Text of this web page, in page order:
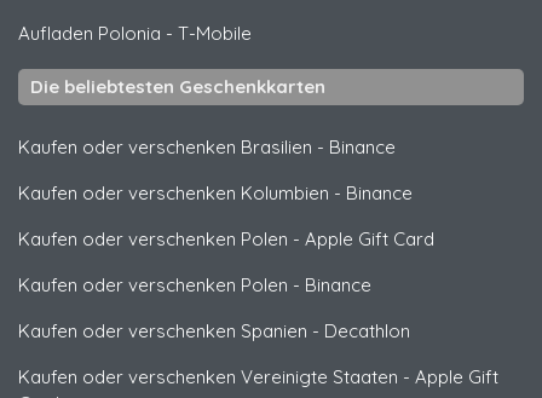
Aufladen Polonia - T-Mobile
Die beliebtesten Geschenkkarten
Kaufen oder verschenken Brasilien - Binance
Kaufen oder verschenken Kolumbien - Binance
Kaufen oder verschenken Polen - Apple Gift Card
Kaufen oder verschenken Polen - Binance
Kaufen oder verschenken Spanien - Decathlon
Kaufen oder verschenken Vereinigte Staaten - Apple Gift